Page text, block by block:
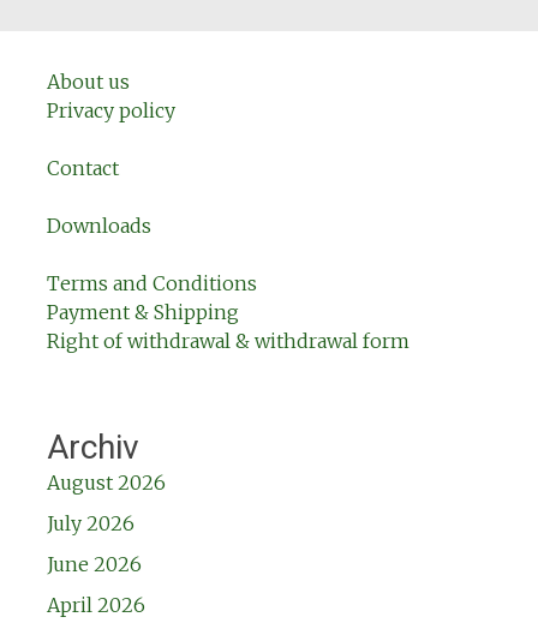
About us
Privacy policy
Contact
Downloads
Terms and Conditions
Payment & Shipping
Right of withdrawal & withdrawal form
Archiv
August 2026
July 2026
June 2026
April 2026